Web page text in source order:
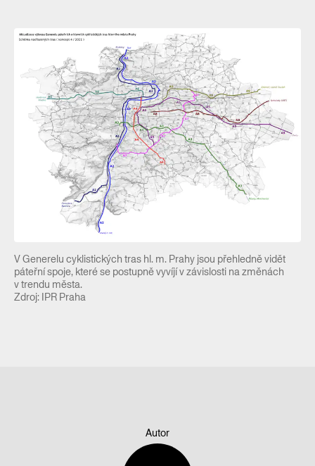
V Generelu cyklistických tras hl. m. Prahy jsou přehledně vidět
páteřní spoje, které se postupně vyvíjí v závislosti na změnách
v trendu města.
Zdroj: IPR Praha
Autor